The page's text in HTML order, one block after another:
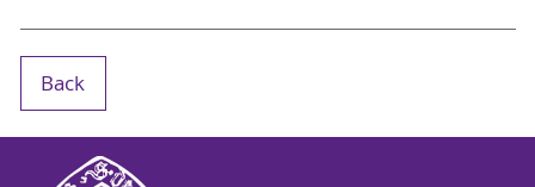
Back